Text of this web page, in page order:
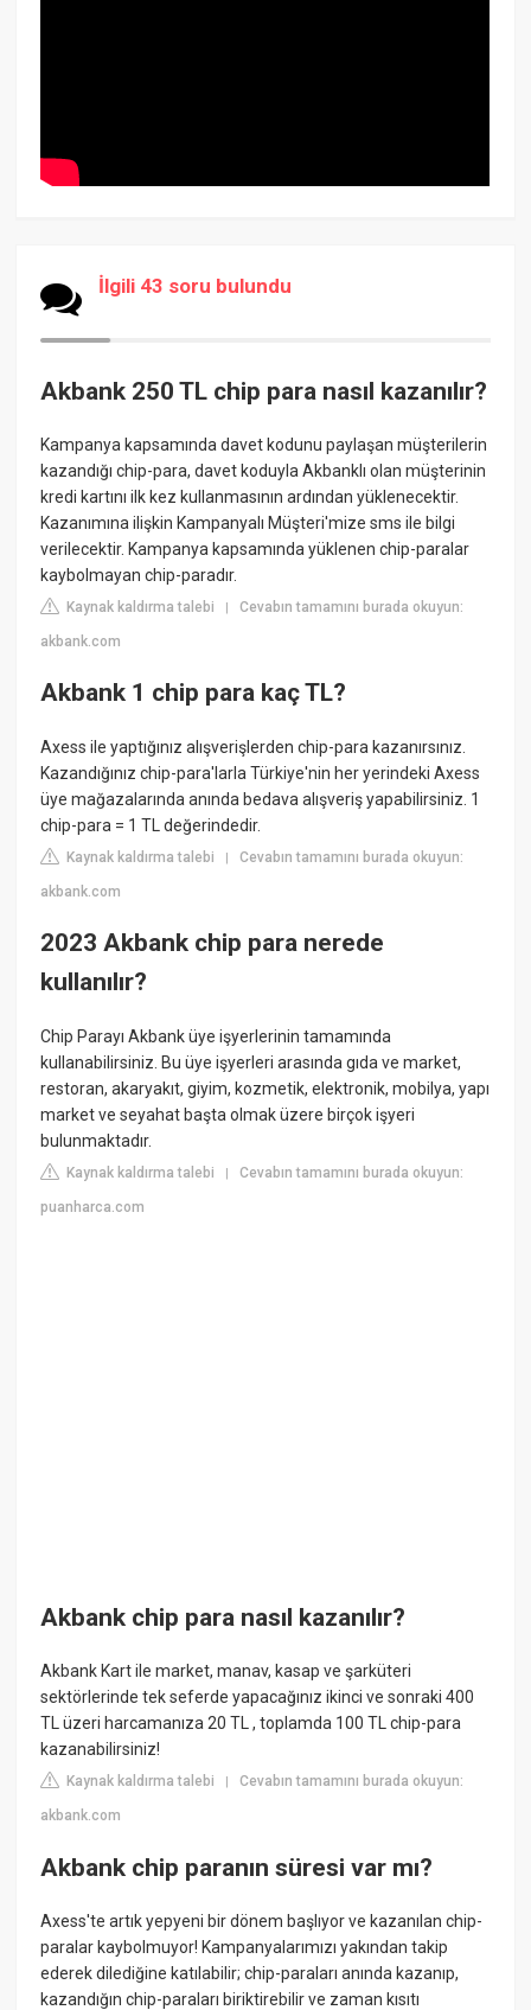
İlgili 43 soru bulundu
Akbank 250 TL chip para nasıl kazanılır?
Kampanya kapsamında davet kodunu paylaşan müşterilerin
kazandığı chip-para, davet koduyla Akbanklı olan müşterinin
kredi kartını ilk kez kullanmasının ardından yüklenecektir.
Kazanımına ilişkin Kampanyalı Müşteri'mize sms ile bilgi
verilecektir. Kampanya kapsamında yüklenen chip-paralar
kaybolmayan chip-paradır.
Kaynak kaldırma talebi |Cevabın tamamını burada okuyun:
akbank.com
Akbank 1 chip para kaç TL?
Axess ile yaptığınız alışverişlerden chip-para kazanırsınız.
Kazandığınız chip-para'larla Türkiye'nin her yerindeki Axess
üye mağazalarında anında bedava alışveriş yapabilirsiniz. 1
chip-para = 1 TL değerindedir.
Kaynak kaldırma talebi |Cevabın tamamını burada okuyun:
akbank.com
2023 Akbank chip para nerede
kullanılır?
Chip Parayı Akbank üye işyerlerinin tamamında
kullanabilirsiniz. Bu üye işyerleri arasında gıda ve market,
restoran, akaryakıt, giyim, kozmetik, elektronik, mobilya, yapı
market ve seyahat başta olmak üzere birçok işyeri
bulunmaktadır.
Kaynak kaldırma talebi |Cevabın tamamını burada okuyun:
puanharca.com
Akbank chip para nasıl kazanılır?
Akbank Kart ile market, manav, kasap ve şarküteri
sektörlerinde tek seferde yapacağınız ikinci ve sonraki 400
TL üzeri harcamanıza 20 TL , toplamda 100 TL chip-para
kazanabilirsiniz!
Kaynak kaldırma talebi |Cevabın tamamını burada okuyun:
akbank.com
Akbank chip paranın süresi var mı?
Axess'te artık yepyeni bir dönem başlıyor ve kazanılan chip-
paralar kaybolmuyor! Kampanyalarımızı yakından takip
ederek dilediğine katılabilir; chip-paraları anında kazanıp,
kazandığın chip-paraları biriktirebilir ve zaman kısıtı